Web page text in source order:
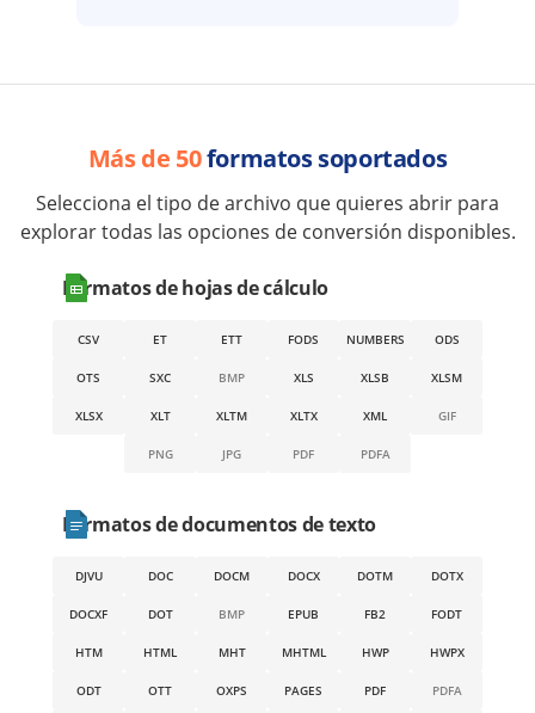
Más de 50formatos soportados
Selecciona el tipo de archivo que quieres abrir para
explorar todas las opciones de conversión disponibles.
Formatos de hojas de cálculo
CSV ET ETT FODS NUMBERS ODS
OTS SXC BMP XLS XLSB XLSM
XLSX XLT XLTM XLTX XML GIF
PNG JPG PDF PDFA
Formatos de documentos de texto
DJVU DOC DOCM DOCX DOTM DOTX
DOCXF DOT BMP EPUB FB2 FODT
HTM HTML MHT MHTML HWP HWPX
ODT OTT OXPS PAGES PDF PDFA